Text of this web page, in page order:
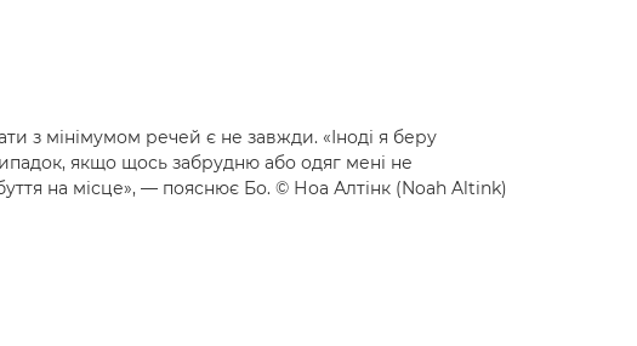
з мінімумом речей є не завжди. «Іноді я беру
якщо щось забрудню або одяг мені не
на місце», — пояснює Бо. © Ноа Алтінк (Noah Altink)